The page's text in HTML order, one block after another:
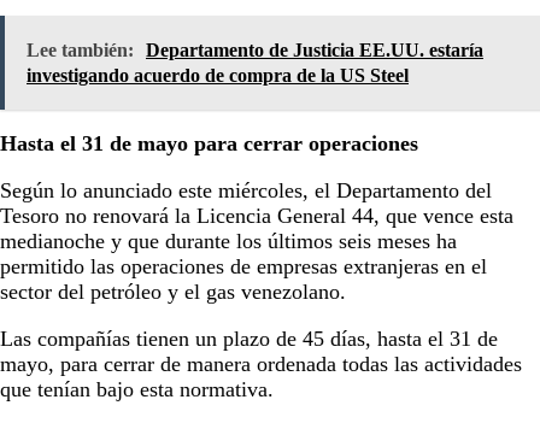
Lee también:
Departamento de Justicia EE.UU. estaría
investigando acuerdo de compra de la US Steel
Hasta el 31 de mayo para cerrar operaciones
Según lo anunciado este miércoles, el Departamento del
Tesoro no renovará la Licencia General 44, que vence esta
medianoche y que durante los últimos seis meses ha
permitido las operaciones de empresas extranjeras en el
sector del petróleo y el gas venezolano.
Las compañías tienen un plazo de 45 días, hasta el 31 de
mayo, para cerrar de manera ordenada todas las actividades
que tenían bajo esta normativa.